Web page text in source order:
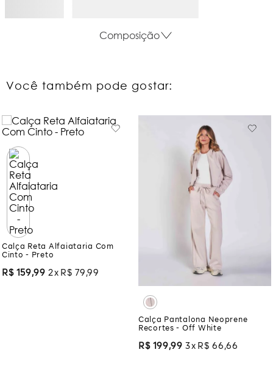
Composição
Você também pode gostar:
Calça Reta Alfaiataria Com
Cinto - Preto
R$ 159,99 2 R$ 79 ,99
Calça Pantalona Neoprene
Recortes - Off White
R$ 199,99 3 R$ 66 ,66